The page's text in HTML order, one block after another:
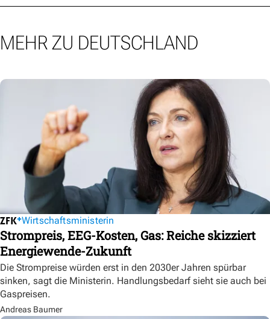
MEHR ZU DEUTSCHLAND
Wirtschaftsministerin
Strompreis, EEG-Kosten, Gas: Reiche skizziert
Energiewende-Zukunft
Die Strompreise würden erst in den 2030er Jahren spürbar
sinken, sagt die Ministerin. Handlungsbedarf sieht sie auch bei
Gaspreisen.
Andreas Baumer